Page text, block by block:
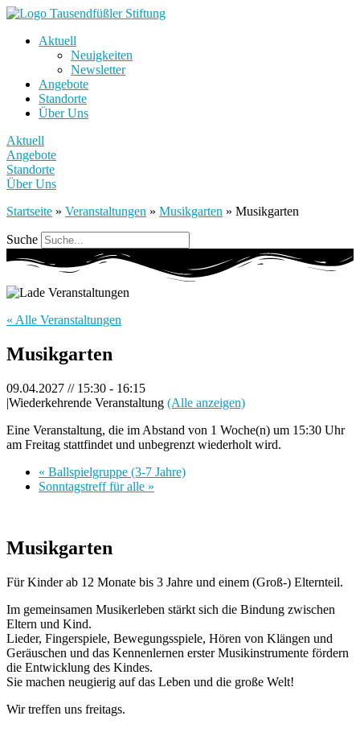
Aktuell
Neuigkeiten
Newsletter
Angebote
Standorte
Über Uns
Aktuell
Angebote
Standorte
Über Uns
Startseite » Veranstaltungen » Musikgarten » Musikgarten
Suche
« Alle Veranstaltungen
Musikgarten
09.04.2027 // 15:30 - 16:15
|Wiederkehrende Veranstaltung (Alle anzeigen)
Eine Veranstaltung, die im Abstand von 1 Woche(n) um 15:30 Uhr
am Freitag stattfindet und unbegrenzt wiederholt wird.
« Ballspielgruppe (3-7 Jahre)
Sonntagstreff für alle »
Musikgarten
Für Kinder ab 12 Monate bis 3 Jahre und einem (Groß-) Elternteil.
Im gemeinsamen Musikerleben stärkt sich die Bindung zwischen
Eltern und Kind.
Lieder, Fingerspiele, Bewegungsspiele, Hören von Klängen und
Geräuschen und das Kennenlernen erster Musikinstrumente fördern
die Entwicklung des Kindes.
Sie machen neugierig auf das Leben und die große Welt!
Wir treffen uns freitags.